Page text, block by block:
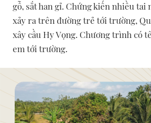
gỗ, sắt han gỉ. Chứng kiến nhiều tai
xảy ra trên đường trẻ tới trường,
xây cầu Hy Vọng. Chương trình có
em tới trường.